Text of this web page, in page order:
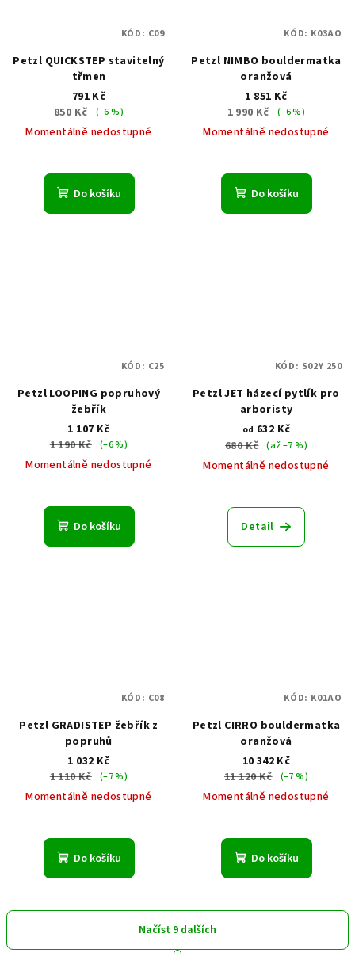
Petzl QUICKSTEP stavitelný
třmen
791 Kč
850 Kč
(–6 %)
Momentálně nedostupné
Do košíku
KÓD: C09
Petzl NIMBO bouldermatka
oranžová
1 851 Kč
1 990 Kč (–6 %)
Momentálně nedostupné
Do košíku
KÓD: K03AO
Petzl LOOPING popruhový
žebřík
1 107 Kč
1 190 Kč (–6 %)
Momentálně nedostupné
Do košíku
KÓD: C25
Petzl JET házecí pytlík pro
arboristy
od 632 Kč
680 Kč (až –7 %)
Momentálně nedostupné
Detail
KÓD: S02Y 250
Petzl GRADISTEP žebřík z
popruhů
1 032 Kč
1 110 Kč (–7 %)
Momentálně nedostupné
Do košíku
KÓD: C08
Petzl CIRRO bouldermatka
oranžová
10 342 Kč
11 120 Kč
(–7 %)
Momentálně nedostupné
Do košíku
KÓD: K01AO
Načíst 9 dalších
S